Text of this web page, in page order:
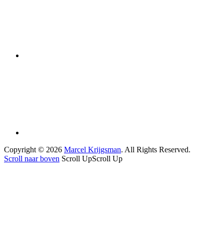
Copyright © 2026 Marcel Krijgsman. All Rights Reserved.
Scroll naar boven Scroll UpScroll Up